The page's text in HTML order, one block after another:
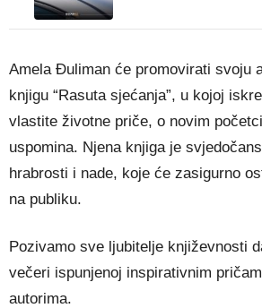
Amela Đuliman će promovirati svoju
knjigu “Rasuta sjećanja”, u kojoj
vlastite životne priče, o novim
uspomina. Njena knjiga je
hrabrosti i nade, koje će zasigurno
na publiku.
Pozivamo sve ljubitelje književnosti
večeri ispunjenoj inspirativnim
autorima.